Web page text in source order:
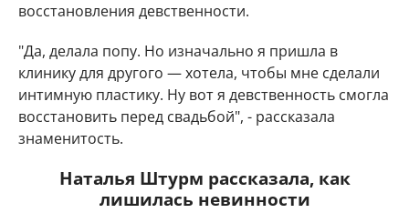
восстановления девственности.
"Да, делала попу. Но изначально я пришла в
клинику для другого — хотела, чтобы мне сделали
интимную пластику. Ну вот я девственность смогла
восстановить перед свадьбой", - рассказала
знаменитость.
Наталья Штурм рассказала, как
лишилась невинности